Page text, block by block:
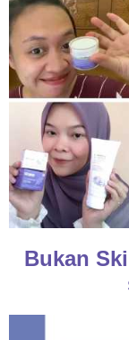
Bukan